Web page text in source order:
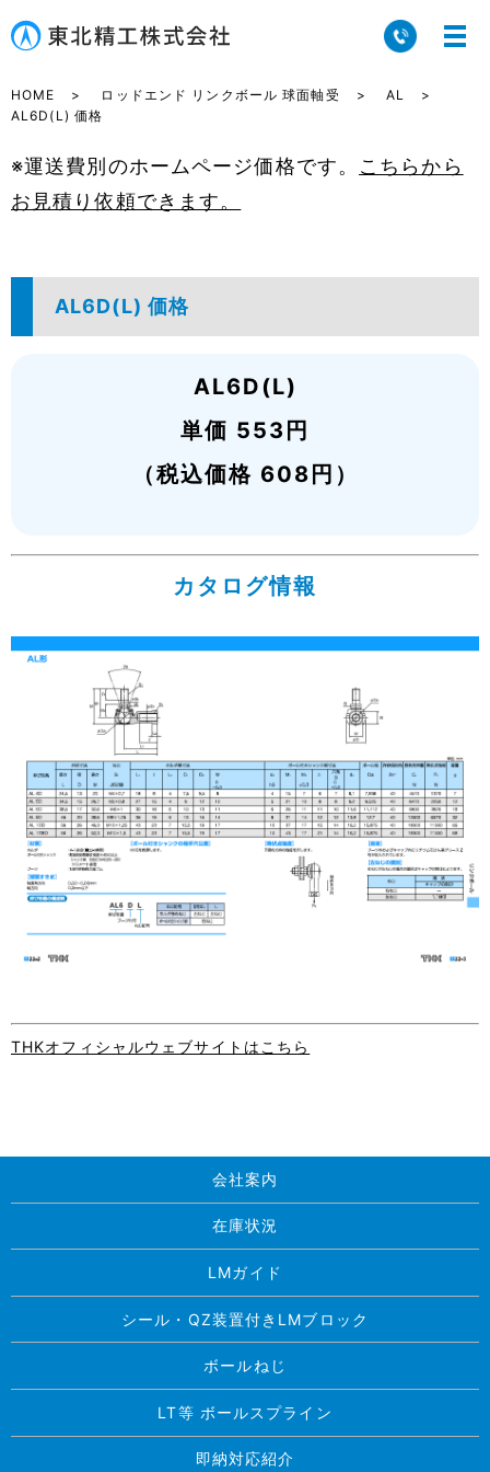
HOME ロッドエンド リンクボール 球面軸受
AL
AL6D(L) 価格
※運送費別のホームページ価格です。 こちらから
お見積り依頼できます。
AL6D(L) 価格
AL6D(L)
単価 553円
（税込価格 608円）
カタログ情報
THKオフィシャルウェブサイトはこちら
会社案内
在庫状況
LMガイド
シール・QZ装置付きLMブロック
ボールねじ
LT等 ボールスプライン
即納対応紹介